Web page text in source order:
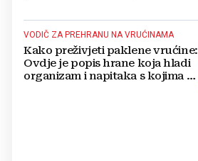
VODIČ ZA PREHRANU NA VRUĆINAMA
Kako preživjeti paklene vrućine:
Ovdje je popis hrane koja hladi
organizam i napitaka s kojima si